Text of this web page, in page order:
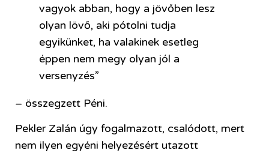
vagyok abban, hogy a jövőben lesz
olyan lövő, aki pótolni tudja
egyikünket, ha valakinek esetleg
éppen nem megy olyan jól a
versenyzés”
– összegzett Péni.
Pekler Zalán úgy fogalmazott, csalódott, mert
nem ilyen egyéni helyezésért utazott